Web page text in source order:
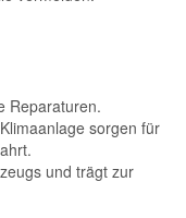
Reparaturen.
sorgen für
und trägt zur